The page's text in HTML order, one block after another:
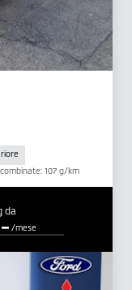
107 g/km
da
/mese